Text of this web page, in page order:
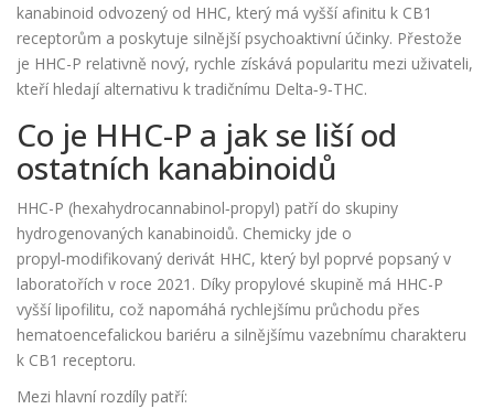
kanabinoid odvozený od HHC, který má vyšší afinitu k CB1
receptorům a poskytuje silnější psychoaktivní účinky. Přestože
je HHC-P relativně nový, rychle získává popularitu mezi uživateli,
kteří hledají alternativu k tradičnímu Delta‑9‑THC.
Co je HHC-P a jak se liší od
ostatních kanabinoidů
HHC-P (hexahydrocannabinol‑propyl) patří do skupiny
hydrogenovaných kanabinoidů. Chemicky jde o
propyl‑modifikovaný derivát HHC, který byl poprvé popsaný v
laboratořích v roce 2021. Díky propylové skupině má HHC-P
vyšší lipofilitu, což napomáhá rychlejšímu průchodu přes
hematoencefalickou bariéru a silnějšímu vazebnímu charakteru
k CB1 receptoru.
Mezi hlavní rozdíly patří: